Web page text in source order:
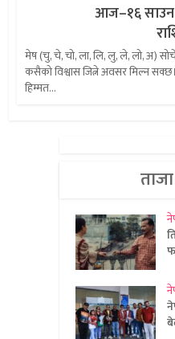
आज–१६ साउन
मेष (चु, चे, चो, ला, लि, लु, ले, लो, अ)
कसैको विश्वास जित्ने अवसर मिल्न
हिम्मत...